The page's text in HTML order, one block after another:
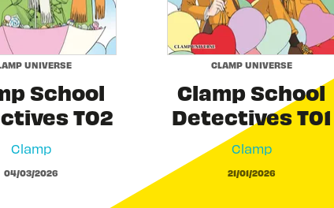
UNIVERSE
School
T02
Clamp
04/03/2026
CLAMP UNIVERSE
Clamp School
Detectives T01
Clamp
21/01/2026